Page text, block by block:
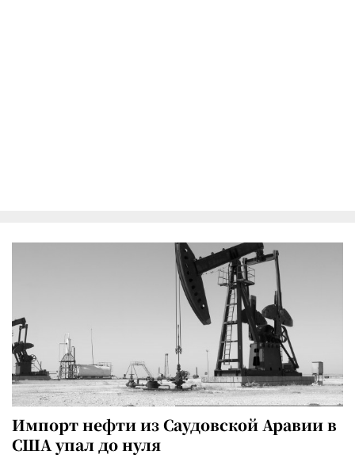
Импорт нефти из Саудовской Аравии в
США упал до нуля